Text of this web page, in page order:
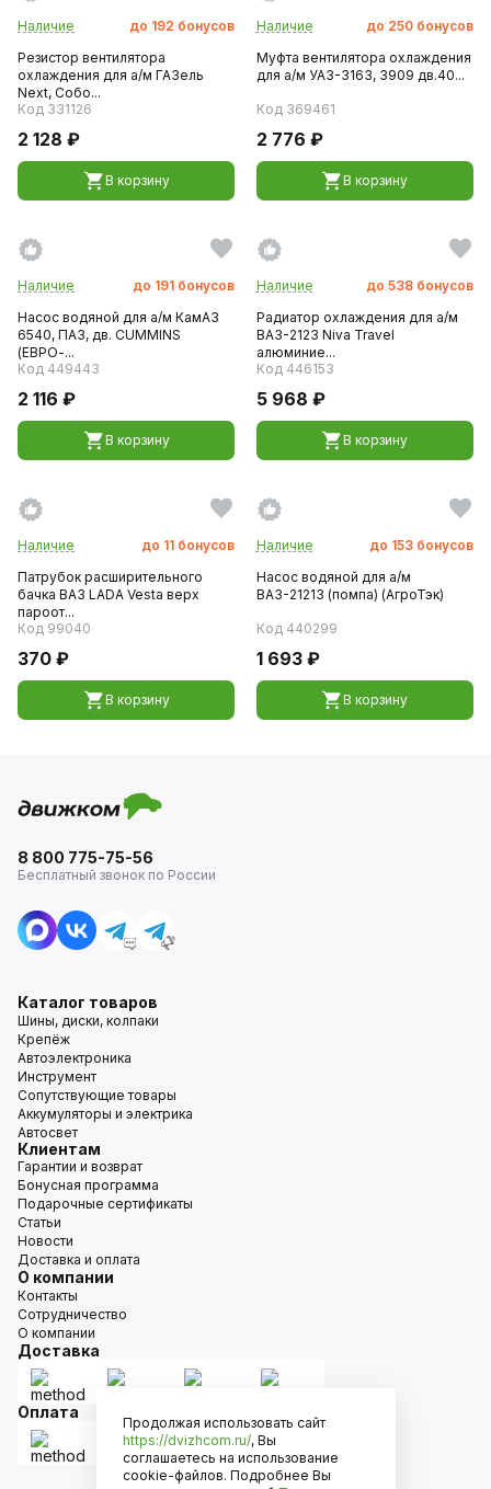
Наличие до 192 бонусов
Резистор вентилятора
охлаждения для а/м ГАЗель
Next, Собо...
Код 331126
2 128 ₽
В корзину
Наличие до 250 бонусов
Муфта вентилятора охлаждения
для а/м УАЗ-3163, 3909 дв.40...
Код 369461
2 776 ₽
В корзину
Наличие до 191 бонусов
Насос водяной для а/м КамАЗ
6540, ПАЗ, дв. CUMMINS
(ЕВРО-...
Код 449443
2 116 ₽
В корзину
Наличие до 538 бонусов
Радиатор охлаждения для а/м
ВАЗ-2123 Niva Travel
алюминие...
Код 446153
5 968 ₽
В корзину
Наличие до 11 бонусов
Патрубок расширительного
бачка ВАЗ LADA Vesta верх
пароот...
Код 99040
370 ₽
В корзину
Наличие до 153 бонусов
Насос водяной для а/м
ВАЗ-21213 (помпа) (АгроТэк)
Код 440299
1 693 ₽
В корзину
8 800 775-75-56
Бесплатный звонок по России
Каталог товаров
Шины, диски, колпаки
Крепёж
Автоэлектроника
Инструмент
Сопутствующие товары
Аккумуляторы и электрика
Автосвет
Клиентам
Гарантии и возврат
Бонусная программа
Подарочные сертификаты
Статьи
Новости
Доставка и оплата
О компании
Контакты
Сотрудничество
О компании
Доставка
Оплата
Продолжая использовать сайт
https://dvizhcom.ru/, Вы
соглашаетесь на использование
cookie-файлов. Подробнее Вы